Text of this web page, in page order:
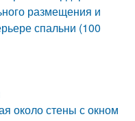
размещения и
спальни (100
около стены с окном